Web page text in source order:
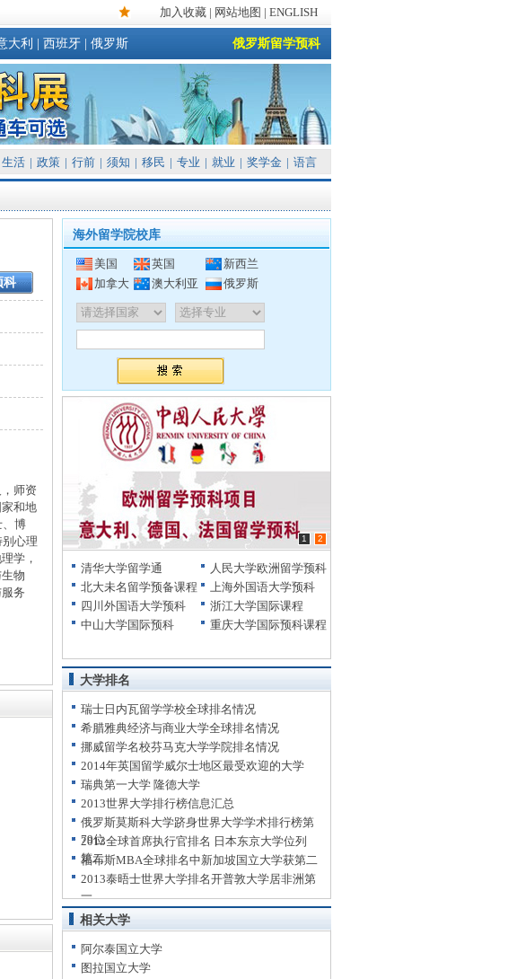
加入收藏 | 网站地图 | ENGLISH
大利 西班牙 俄罗斯 俄罗斯留学预科
生活 | 政策 | 行前 | 须知 | 移民 | 专业 | 就业 | 奖学金 | 语言
科
师资
和地
、博
心理
学，
物
务
海外留学院校库
美国 英国
新西兰
加拿大
澳大利亚 俄罗斯
1 2
清华大学留学通
人民大学欧洲留学预科
北大未名留学预备课程
上海外国语大学预科
四川外国语大学预科
浙江大学国际课程
中山大学国际预科
重庆大学国际预科课程
大学排名
瑞士日内瓦留学学校全球排名情况
希腊雅典经济与商业大学全球排名情况
挪威留学名校芬马克大学学院排名情况
2014年英国留学威尔士地区最受欢迎的大学
瑞典第一大学 隆德大学
2013世界大学排行榜信息汇总
俄罗斯莫斯科大学跻身世界大学学术排行榜第
79位
2013全球首席执行官排名 日本东京大学位列
第二
福布斯MBA全球排名中新加坡国立大学获第二
2013泰晤士世界大学排名开普敦大学居非洲第
一
相关大学
阿尔泰国立大学
图拉国立大学